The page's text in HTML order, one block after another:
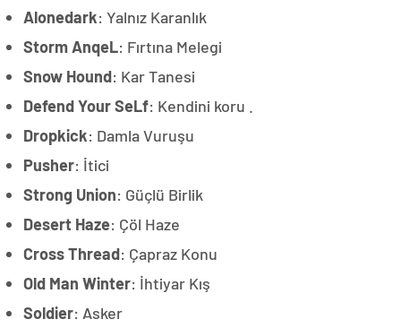
Alonedark: Yalnız Karanlık
Storm AnqeL: Fırtına Melegi
Snow Hound: Kar Tanesi
Defend Your SeLf: Kendini koru .
Dropkick: Damla Vuruşu
Pusher: İtici
Strong Union: Güçlü Birlik
Desert Haze: Çöl Haze
Cross Thread: Çapraz Konu
Old Man Winter: İhtiyar Kış
Soldier: Asker